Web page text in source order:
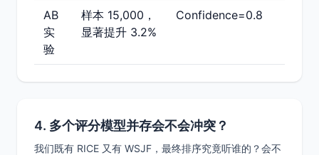
AB
实
验
样本 15,000，
显著提升 3.2%
Confidence=0.8
4. 多个评分模型并存会不会冲突？
我们既有 RICE 又有 WSJF，最终排序究竟听谁的？会不